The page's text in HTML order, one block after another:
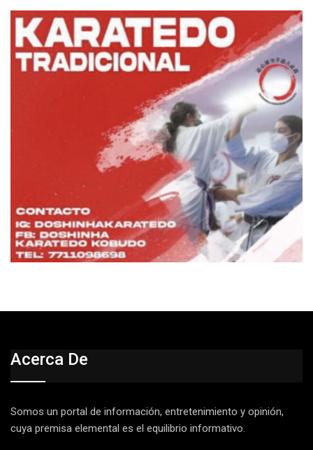
Acerca De
Somos un portal de información, entretenimiento y opinión,
cuya premisa elemental es el equilibrio informativo.